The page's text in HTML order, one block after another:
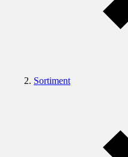
Sortiment